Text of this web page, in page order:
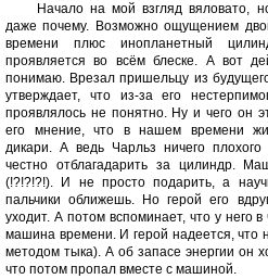
Начало на мой взгляд вяловато,
даже почему. Возможно ощущением
времени плюс инопланетный
проявляется во всём блеске. А вот
понимаю. Врезал пришельцу из
утверждает, что из-за его
проявлялось не понятно. Ну и чего он
его мнение, что в нашем времени
дикари. А ведь Чарльз ничего
честно отблагадарить за цилиндр.
(!?!?!?!). И не просто подарить, а
пальчики оближешь. Но герой его
уходит. А потом вспоминает, что у него
машина времени. И герой надеется, что
методом тыка). А об запасе энергии он
что потом пропал вместе с машиной.